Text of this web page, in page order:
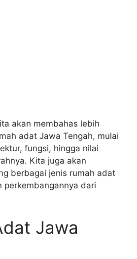
akan membahas lebih
adat Jawa Tengah, mulai
fungsi, hingga nilai
Kita juga akan
berbagai jenis rumah adat
perkembangannya dari
Jawa